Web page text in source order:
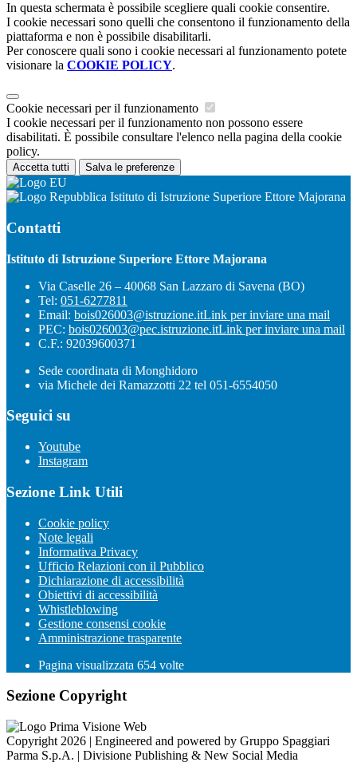
In questa schermata è possibile scegliere quali cookie consentire.
I cookie necessari sono quelli che consentono il funzionamento della
piattaforma e non è possibile disabilitarli.
Per conoscere quali sono i cookie necessari al funzionamento potete
visionare la COOKIE POLICY.
Cookie necessari per il funzionamento
I cookie necessari per il funzionamento non possono essere
disabilitati. È possibile consultare l'elenco nella pagina della cookie
policy.
Accetta tutti Salva le preferenze
Istituto di Istruzione Superiore Ettore Majorana
Contatti
Istituto di Istruzione Superiore Ettore Majorana
Via Caselle 26 – 40068 San Lazzaro di Savena (BO)
Tel: 051-6277811
Email: bois026003@istruzione.itLink per inviare una mail
PEC: bois026003@pec.istruzione.itLink per inviare una mail
C.F.: 92039600371
Sede coordinata di Monghidoro
via Michele dei Ramazzotti 22 tel 051-6554050
Seguici su
Youtube
Instagram
Sezione Link Utili
Cookie policy
Note legali
Informativa Privacy
Ufficio Relazioni con il Pubblico
Dichiarazione di accessibilità
Obiettivi di accessibilità
Whistleblowing
Gestione consensi cookie
Amministrazione trasparente
Pagina visualizzata 654 volte
Sezione Copyright
Copyright 2026 | Engineered and powered by Gruppo Spaggiari
Parma S.p.A. | Divisione Publishing & New Social Media